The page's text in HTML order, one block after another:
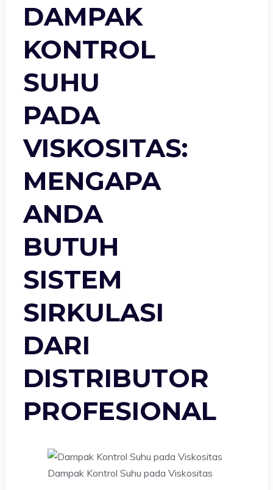
DAMPAK
KONTROL
SUHU
PADA
VISKOSITAS:
MENGAPA
ANDA
BUTUH
SISTEM
SIRKULASI
DARI
DISTRIBUTOR
PROFESIONAL
Dampak Kontrol Suhu pada Viskositas